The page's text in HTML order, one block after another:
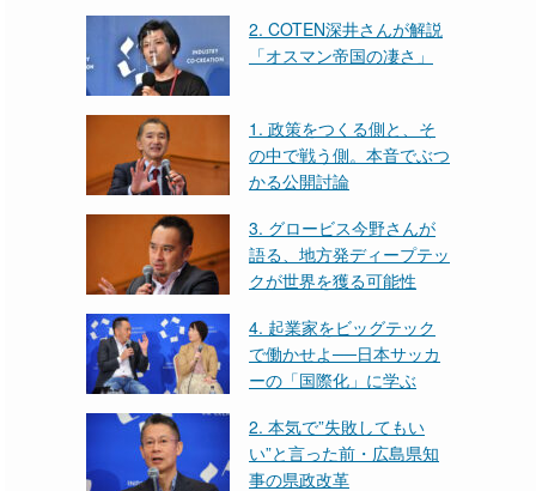
2. COTEN深井さんが解説
「オスマン帝国の凄さ」
1. 政策をつくる側と、そ
の中で戦う側。本音でぶつ
かる公開討論
3. グロービス今野さんが
語る、地方発ディープテッ
クが世界を獲る可能性
4. 起業家をビッグテック
で働かせよ──日本サッカ
ーの「国際化」に学ぶ
2. 本気で”失敗してもい
い”と言った前・広島県知
事の県政改革